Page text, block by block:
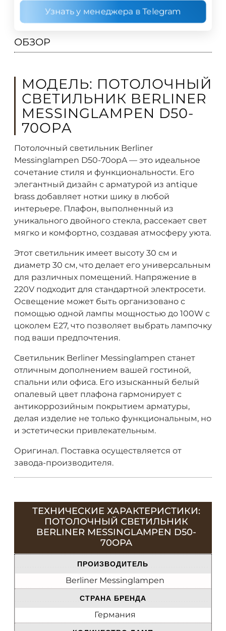
Узнать у менеджера в Telegram
ОБЗОР
МОДЕЛЬ: ПОТОЛОЧНЫЙ
СВЕТИЛЬНИК BERLINER
MESSINGLAMPEN D50-
70OPA
Потолочный светильник Berliner
Messinglampen D50-70opA — это идеальное
сочетание стиля и функциональности. Его
элегантный дизайн с арматурой из antique
brass добавляет нотки шику в любой
интерьере. Плафон, выполненный из
уникального двойного стекла, рассекает свет
мягко и комфортно, создавая атмосферу уюта.
Этот светильник имеет высоту 30 см и
диаметр 30 см, что делает его универсальным
для различных помещений. Напряжение в
220V подходит для стандартной электросети.
Освещение может быть организовано с
помощью одной лампы мощностью до 100W с
цоколем E27, что позволяет выбрать лампочку
под ваши предпочтения.
Светильник Berliner Messinglampen станет
отличным дополнением вашей гостиной,
спальни или офиса. Его изысканный белый
опалевый цвет плафона гармонирует с
антикоррозийным покрытием арматуры,
делая изделие не только функциональным, но
и эстетически привлекательным.
Оригинал. Поставка осуществляется от
завода-производителя.
ТЕХНИЧЕСКИЕ ХАРАКТЕРИСТИКИ:
ПОТОЛОЧНЫЙ СВЕТИЛЬНИК
BERLINER MESSINGLAMPEN D50-
70OPA
ПРОИЗВОДИТЕЛЬ
Berliner Messinglampen
СТРАНА БРЕНДА
Германия